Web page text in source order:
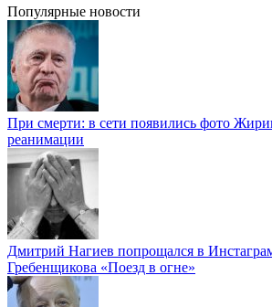
Популярные новости
При смерти: в сети появились фото
реанимации
Дмитрий Нагиев попрощался в
Гребенщикова «Поезд в огне»